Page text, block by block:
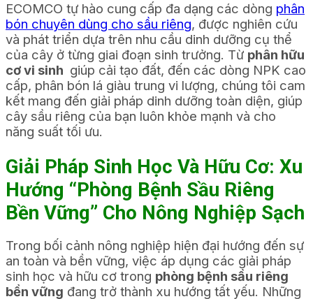
ECOMCO tự hào cung cấp đa dạng các dòng phân
bón chuyên dùng cho sầu riêng, được nghiên cứu
và phát triển dựa trên nhu cầu dinh dưỡng cụ thể
của cây ở từng giai đoạn sinh trưởng. Từ phân hữu
cơ vi sinh giúp cải tạo đất, đến các dòng NPK cao
cấp, phân bón lá giàu trung vi lượng, chúng tôi cam
kết mang đến giải pháp dinh dưỡng toàn diện, giúp
cây sầu riêng của bạn luôn khỏe mạnh và cho
năng suất tối ưu.
Giải Pháp Sinh Học Và Hữu Cơ: Xu
Hướng “Phòng Bệnh Sầu Riêng
Bền Vững” Cho Nông Nghiệp Sạch
Trong bối cảnh nông nghiệp hiện đại hướng đến sự
an toàn và bền vững, việc áp dụng các giải pháp
sinh học và hữu cơ trong phòng bệnh sầu riêng
bền vững đang trở thành xu hướng tất yếu. Những